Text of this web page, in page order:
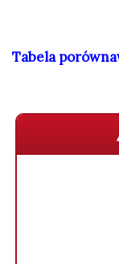
Tabela